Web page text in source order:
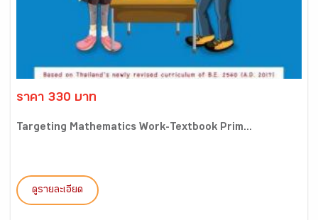
ราคา 330 บาท
Targeting Mathematics Work-Textbook Prim...
ดูรายละเอียด